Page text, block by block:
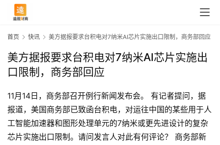
首页 快讯 美方据报要求台积电对7纳米AI芯片实施出口限制，商务部回应
美方据报要求台积电对7纳米AI芯片实施出
口限制，商务部回应
11月14日，商务部召开例行新闻发布会。 有记者提问，据
报道，美国商务部已致函台积电，对运往中国的某些用于人
工智能加速器和图形处理单元的7纳米或更先进设计的复杂
芯片实施出口限制。请问发言人对此有何评论？ 商务部新